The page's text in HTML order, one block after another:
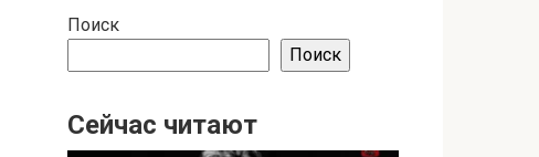
Поиск
Поиск
Сейчас читают